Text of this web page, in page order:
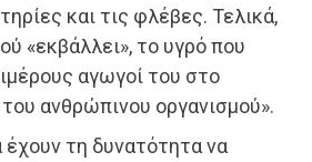
και τις φλέβες. Τελικά,
«εκβάλλει», το υγρό που
αγωγοί του στο
ανθρώπινου οργανισμού».
τη δυνατότητα να